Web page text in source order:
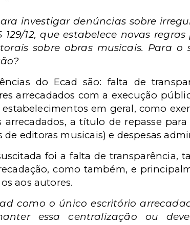
investigar denúncias sobre
129/12, que estabelece novas
sobre obras musicais. Para o
do Ecad são: falta de
arrecadados com a execução
em geral, como
a título de repasse
editoras musicais) e despesas
foi a falta de transparência,
como também, e
aos autores.
como o único escritório
essa centralização ou